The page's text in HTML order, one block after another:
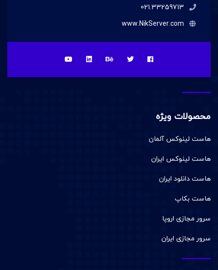
021.33259713
www.NikServer.com
محصولات ویژه
هاست لینوکس آلمان
هاست لینوکس ایران
هاست دانلود ایران
هاست بکاپ
سرور مجازی اروپا
سرور مجازی ایران